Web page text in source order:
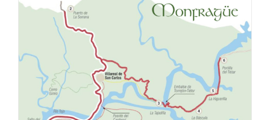
San
Gregorio